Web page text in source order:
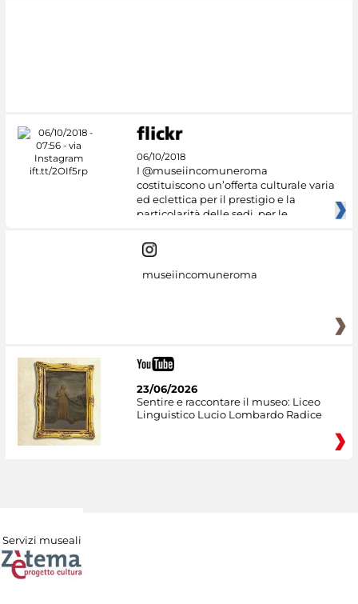
06/10/2018
I @museiincomuneroma
costituiscono un’offerta culturale varia
ed eclettica per il prestigio e la
particolarità delle sedi, per le
museiincomuneroma
23/06/2026
Sentire e raccontare il museo: Liceo
Linguistico Lucio Lombardo Radice
Servizi museali